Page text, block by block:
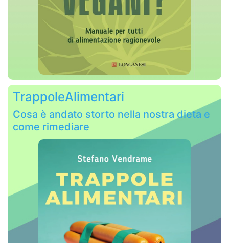
TrappoleAlimentari
Cosa è andato storto nella nostra dieta e
come rimediare